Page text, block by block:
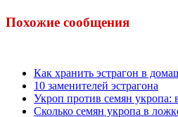
Похожие сообщения
Как хранить эстрагон в
10 заменителей эстрагона
Укроп против семян укропа:
Сколько семян укропа в